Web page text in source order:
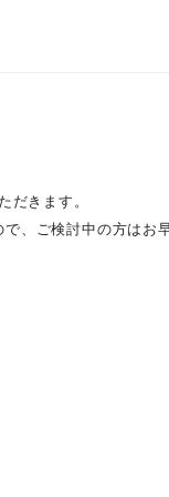
だきます。
、ご検討中の方はお